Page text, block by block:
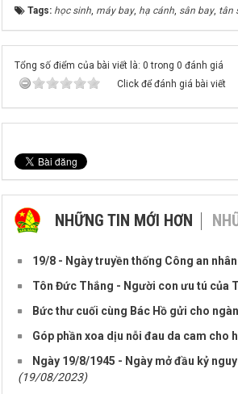
Tags: học sinh, máy bay, hạ cánh, sân bay, tân
Tổng số điểm của bài viết là: 0 trong 0 đánh giá
Click để đánh giá bài viết
NHỮNG TIN MỚI HƠN
19/8 - Ngày truyền thống Công an
Tôn Đức Thắng - Người con ưu tú của
Bức thư cuối cùng Bác Hồ gửi cho
Góp phần xoa dịu nỗi đau da cam cho
Ngày 19/8/1945 - Ngày mở đầu kỷ
(19/08/2023)